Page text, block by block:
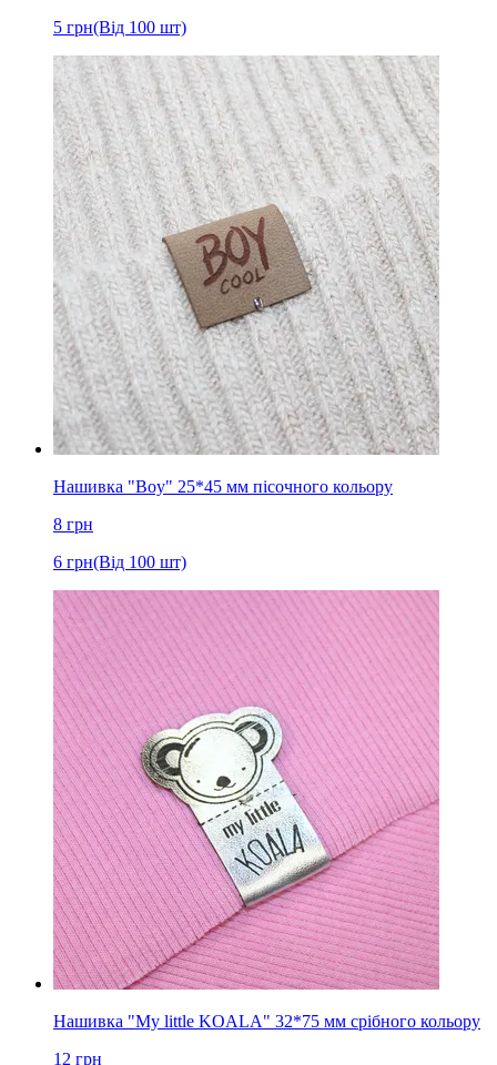
5 грн(Від 100 шт)
Нашивка "Boy" 25*45 мм пісочного кольору
8 грн
6 грн(Від 100 шт)
Нашивка "My little KOALA" 32*75 мм срібного кольору
12 грн